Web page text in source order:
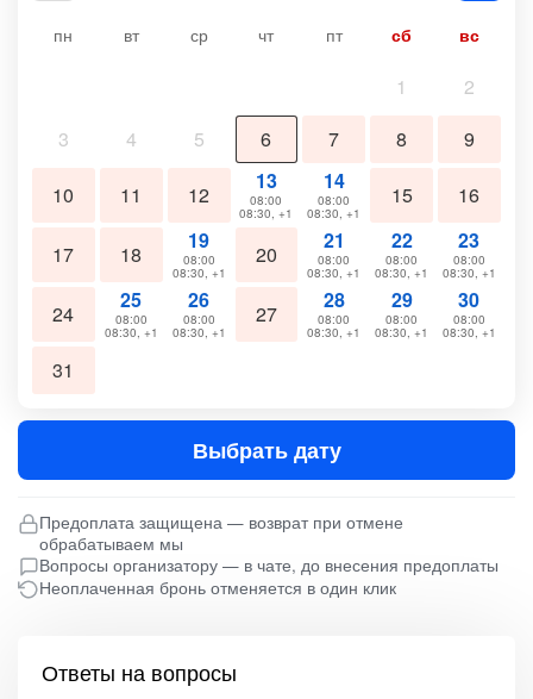
пн вт ср чт пт сб вс
1
2
3
4 5 6 7 8 9
10 11 12
13
08:00
08:30, +1
14
08:00
08:30, +1
15 16
17 18
19
08:00
08:30, +1
20
21
08:00
08:30, +1
22
08:00
08:30, +1
23
08:00
08:30, +1
24
25
08:00
08:30, +1
26
08:00
08:30, +1
27
28
08:00
08:30, +1
29
08:00
08:30, +1
30
08:00
08:30, +1
31
Выбрать дату
Предоплата защищена — возврат при отмене
обрабатываем мы
Вопросы организатору — в чате, до внесения предоплаты
Неоплаченная бронь отменяется в один клик
Ответы на вопросы